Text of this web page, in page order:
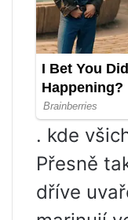
. kde
Přesně
dříve